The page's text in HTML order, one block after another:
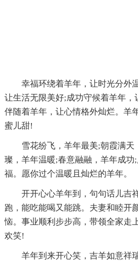
幸福环绕着羊年，让时光分外
让生活无限美好;成功守候着羊年，
伴随着羊年，让心情格外灿烂。羊
蜜儿甜!
雪花纷飞，羊年最美;朝霞满天
璨，羊年温暖;春意融融，羊年成功
福。愿你过个温暖且灿烂的羊年。
开开心心羊年到，句句话儿吉
跑，能吃能喝又能跳。夫妻和睦开
恼。事业顺利步步高，带领全家走
欢笑!
羊年到来开心笑，吉羊如意祥